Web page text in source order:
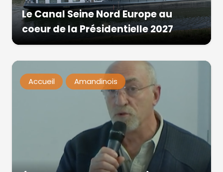
Le Canal Seine Nord Europe au
coeur de la Présidentielle 2027
Accueil Amandinois